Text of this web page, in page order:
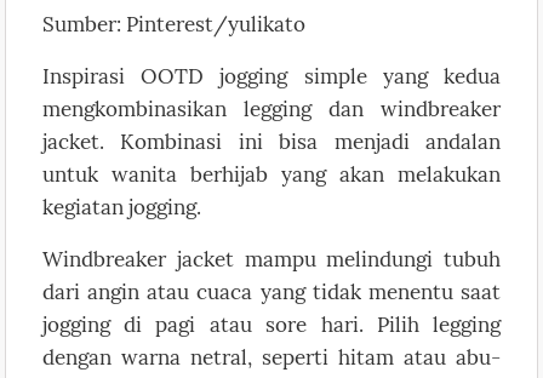
Sumber: Pinterest/yulikato
Inspirasi OOTD jogging simple yang kedua
mengkombinasikan legging dan windbreaker
jacket. Kombinasi ini bisa menjadi andalan
untuk wanita berhijab yang akan melakukan
kegiatan jogging.
Windbreaker jacket mampu melindungi tubuh
dari angin atau cuaca yang tidak menentu saat
jogging di pagi atau sore hari. Pilih legging
dengan warna netral, seperti hitam atau abu-